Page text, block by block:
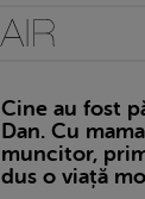
Cine au fost
Dan. Cu
muncitor,
dus o viață